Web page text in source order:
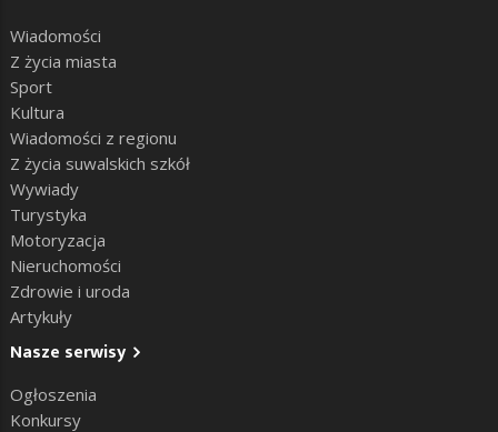
Wiadomości
Z życia miasta
Sport
Kultura
Wiadomości z regionu
Z życia suwalskich szkół
Wywiady
Turystyka
Motoryzacja
Nieruchomości
Zdrowie i uroda
Artykuły
Nasze serwisy
Ogłoszenia
Konkursy